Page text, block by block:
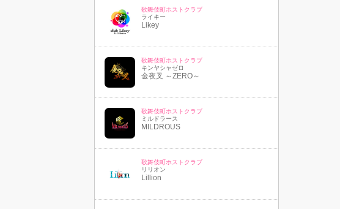
歌舞伎町ホストクラブ
ライキー
Likey
歌舞伎町ホストクラブ
キンヤシャゼロ
金夜叉 ～ZERO～
歌舞伎町ホストクラブ
ミルドラース
MILDROUS
歌舞伎町ホストクラブ
リリオン
Lillion